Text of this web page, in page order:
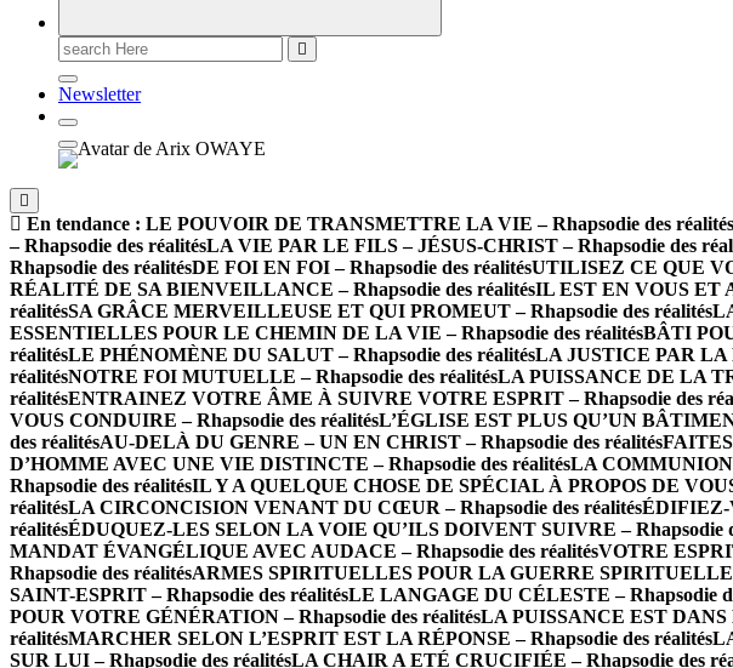
Newsletter
En tendance : LE POUVOIR DE TRANSMETTRE LA VIE – Rhapsodie des réalités
– Rhapsodie des réalitésLA VIE PAR LE FILS – JÉSUS-CHRIST – Rhapsodie des
Rhapsodie des réalitésDE FOI EN FOI – Rhapsodie des réalitésUTILISEZ CE QUE
RÉALITÉ DE SA BIENVEILLANCE – Rhapsodie des réalitésIL EST EN VOUS ET
réalitésSA GRÂCE MERVEILLEUSE ET QUI PROMEUT – Rhapsodie des réalités
ESSENTIELLES POUR LE CHEMIN DE LA VIE – Rhapsodie des réalitésBÂTI
réalitésLE PHÉNOMÈNE DU SALUT – Rhapsodie des réalitésLA JUSTICE PAR LA
réalitésNOTRE FOI MUTUELLE – Rhapsodie des réalitésLA PUISSANCE DE LA
réalitésENTRAINEZ VOTRE ÂME À SUIVRE VOTRE ESPRIT – Rhapsodie des
VOUS CONDUIRE – Rhapsodie des réalitésL’ÉGLISE EST PLUS QU’UN
des réalitésAU-DELÀ DU GENRE – UN EN CHRIST – Rhapsodie des réalités
D’HOMME AVEC UNE VIE DISTINCTE – Rhapsodie des réalitésLA COMMUNION
Rhapsodie des réalitésIL Y A QUELQUE CHOSE DE SPÉCIAL À PROPOS DE
réalitésLA CIRCONCISION VENANT DU CŒUR – Rhapsodie des réalitésÉDIFIEZ-
réalitésÉDUQUEZ-LES SELON LA VOIE QU’ILS DOIVENT SUIVRE – Rhapsodie
MANDAT ÉVANGÉLIQUE AVEC AUDACE – Rhapsodie des réalitésVOTRE
Rhapsodie des réalitésARMES SPIRITUELLES POUR LA GUERRE SPIRITUELLE
SAINT-ESPRIT – Rhapsodie des réalitésLE LANGAGE DU CÉLESTE – Rhapsodie
POUR VOTRE GÉNÉRATION – Rhapsodie des réalitésLA PUISSANCE EST DANS
réalitésMARCHER SELON L’ESPRIT EST LA RÉPONSE – Rhapsodie des réalités
SUR LUI – Rhapsodie des réalitésLA CHAIR A ETÉ CRUCIFIÉE – Rhapsodie des